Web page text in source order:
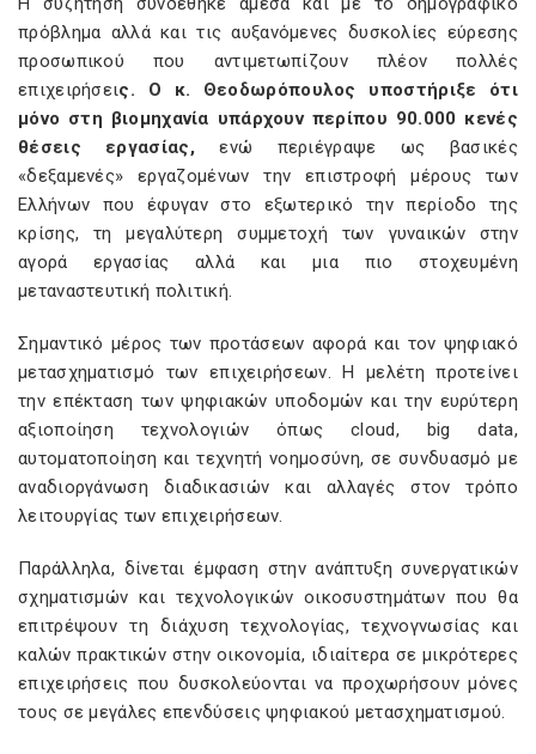
πρόβλημα αλλά και τις αυξανόμενες δυσκολίες εύρεσης
προσωπικού που αντιμετωπίζουν πλέον πολλές
επιχειρήσεις. Ο κ. Θεοδωρόπουλος υποστήριξε ότι
μόνο στη βιομηχανία υπάρχουν περίπου 90.000 κενές
θέσεις εργασίας, ενώ περιέγραψε ως βασικές
«δεξαμενές» εργαζομένων την επιστροφή μέρους των
Ελλήνων που έφυγαν στο εξωτερικό την περίοδο της
κρίσης, τη μεγαλύτερη συμμετοχή των γυναικών στην
αγορά εργασίας αλλά και μια πιο στοχευμένη
μεταναστευτική πολιτική.
Σημαντικό μέρος των προτάσεων αφορά και τον ψηφιακό
μετασχηματισμό των επιχειρήσεων. Η μελέτη προτείνει
την επέκταση των ψηφιακών υποδομών και την ευρύτερη
αξιοποίηση τεχνολογιών όπως cloud, big data,
αυτοματοποίηση και τεχνητή νοημοσύνη, σε συνδυασμό με
αναδιοργάνωση διαδικασιών και αλλαγές στον τρόπο
λειτουργίας των επιχειρήσεων.
Παράλληλα, δίνεται έμφαση στην ανάπτυξη συνεργατικών
σχηματισμών και τεχνολογικών οικοσυστημάτων που θα
επιτρέψουν τη διάχυση τεχνολογίας, τεχνογνωσίας και
καλών πρακτικών στην οικονομία, ιδιαίτερα σε μικρότερες
επιχειρήσεις που δυσκολεύονται να προχωρήσουν μόνες
τους σε μεγάλες επενδύσεις ψηφιακού μετασχηματισμού.